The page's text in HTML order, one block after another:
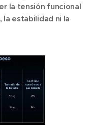
la tensión funcional
estabilidad ni la